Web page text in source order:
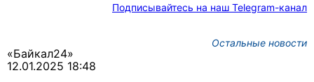
Подписывайтесь на наш Telegram-канал
Остальные новости
«Байкал24»
12.01.2025 18:48